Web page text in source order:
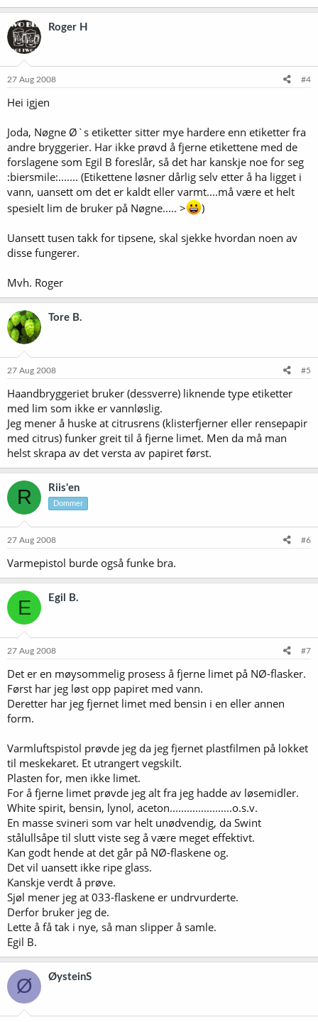
Roger H
27 Aug 2008 #4
Hei igjen
Joda, Nøgne Ø`s etiketter sitter mye hardere enn etiketter fra
andre bryggerier. Har ikke prøvd å fjerne etikettene med de
forslagene som Egil B foreslår, så det har kanskje noe for seg
:biersmile:....... (Etikettene løsner dårlig selv etter å ha ligget i
vann, uansett om det er kaldt eller varmt....må være et helt
spesielt lim de bruker på Nøgne..... >
)
Uansett tusen takk for tipsene, skal sjekke hvordan noen av
disse fungerer.
Mvh. Roger
Tore B.
27 Aug 2008 #5
Haandbryggeriet bruker (dessverre) liknende type etiketter
med lim som ikke er vannløslig.
Jeg mener å huske at citrusrens (klisterfjerner eller rensepapir
med citrus) funker greit til å fjerne limet. Men da må man
helst skrapa av det versta av papiret først.
R Riis'en
Dommer
27 Aug 2008 #6
Varmepistol burde også funke bra.
E Egil B.
27 Aug 2008 #7
Det er en møysommelig prosess å fjerne limet på NØ-flasker.
Først har jeg løst opp papiret med vann.
Deretter har jeg fjernet limet med bensin i en eller annen
form.
Varmluftspistol prøvde jeg da jeg fjernet plastfilmen på lokket
til meskekaret. Et utrangert vegskilt.
Plasten for, men ikke limet.
For å fjerne limet prøvde jeg alt fra jeg hadde av løsemidler.
White spirit, bensin, lynol, aceton......................o.s.v.
En masse svineri som var helt unødvendig, da Swint
stålullsåpe til slutt viste seg å være meget effektivt.
Kan godt hende at det går på NØ-flaskene og.
Det vil uansett ikke ripe glass.
Kanskje verdt å prøve.
Sjøl mener jeg at 033-flaskene er undrvurderte.
Derfor bruker jeg de.
Lette å få tak i nye, så man slipper å samle.
Egil B.
Ø ØysteinS